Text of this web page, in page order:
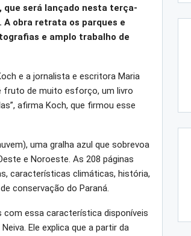
que será lançado nesta terça-
A obra retrata os parques e
e amplo trabalho de
e a jornalista e escritora Maria
fruto de muito esforço, um livro
afirma Koch, que firmou esse
uma gralha azul que sobrevoa
e Noroeste. As 208 páginas
características climáticas, história,
conservação do Paraná.
essa característica disponíveis
Ele explica que a partir da